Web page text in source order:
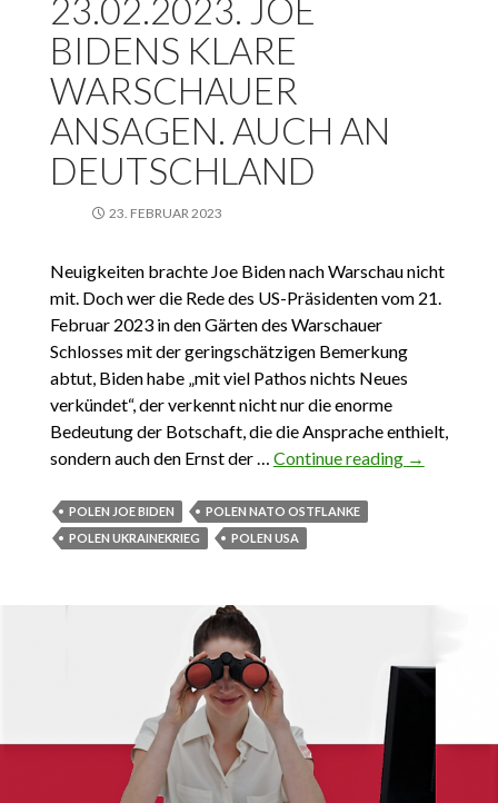
23.02.2023. JOE
BIDENS KLARE
WARSCHAUER
ANSAGEN. AUCH AN
DEUTSCHLAND
23. FEBRUAR 2023
Neuigkeiten brachte Joe Biden nach Warschau nicht
mit. Doch wer die Rede des US-Präsidenten vom 21.
Februar 2023 in den Gärten des Warschauer
Schlosses mit der geringschätzigen Bemerkung
abtut, Biden habe „mit viel Pathos nichts Neues
verkündet“, der verkennt nicht nur die enorme
Bedeutung der Botschaft, die die Ansprache enthielt,
sondern auch den Ernst der … Continue reading 23.02.2023.
→
POLEN JOE BIDEN
POLEN NATO OSTFLANKE
POLEN UKRAINEKRIEG
POLEN USA